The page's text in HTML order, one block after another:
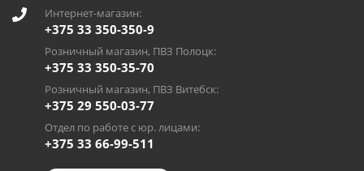
Интернет-магазин:
+375 33 350-350-9
Розничный магазин, ПВЗ Полоцк:
+375 33 350-35-70
Розничный магазин, ПВЗ Витебск:
+375 29 550-03-77
Отдел по работе с юр. лицами:
+375 33 66-99-511